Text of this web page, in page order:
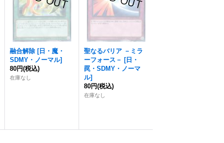
融合解除 [日・魔・
SDMY・ノーマル]
80円(税込)
在庫なし
聖なるバリア －ミラ
ーフォース－ [日・
罠・SDMY・ノーマ
ル]
80円(税込)
在庫なし